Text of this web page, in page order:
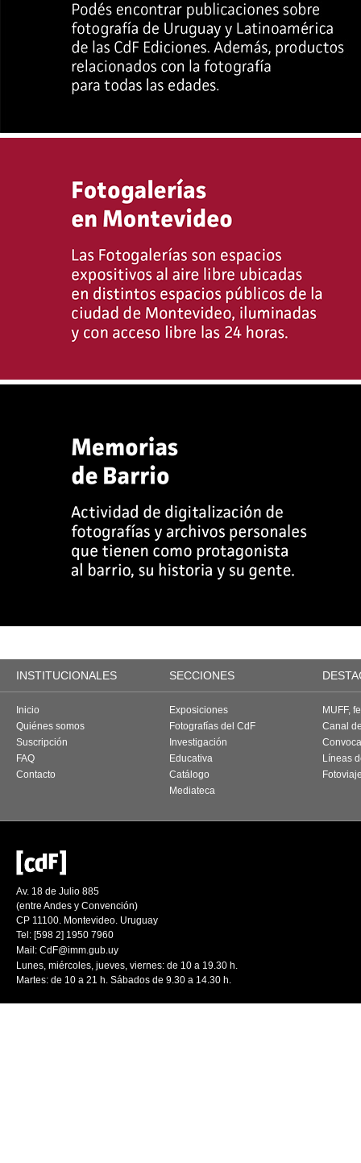
INSTITUCIONALES SECCIONES
Inicio
Quiénes somos
Suscripción
FAQ
Contacto
Exposiciones
Fotografías del CdF
Investigación
Educativa
Catálogo
Mediateca
MUFF,
Canal
Líneas
Av. 18 de Julio 885
(entre Andes y Convención)
CP 11100. Montevideo. Uruguay
Tel: [598 2] 1950 7960
Mail: CdF@imm.gub.uy
Lunes, miércoles, jueves, viernes: de 10 a 19.30 h.
Martes: de 10 a 21 h. Sábados de 9.30 a 14.30 h.